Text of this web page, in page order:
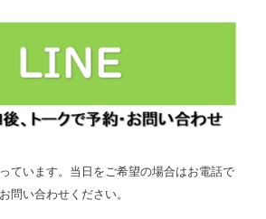
ています。当日をご希望の場合はお電話で
お問い合わせください。